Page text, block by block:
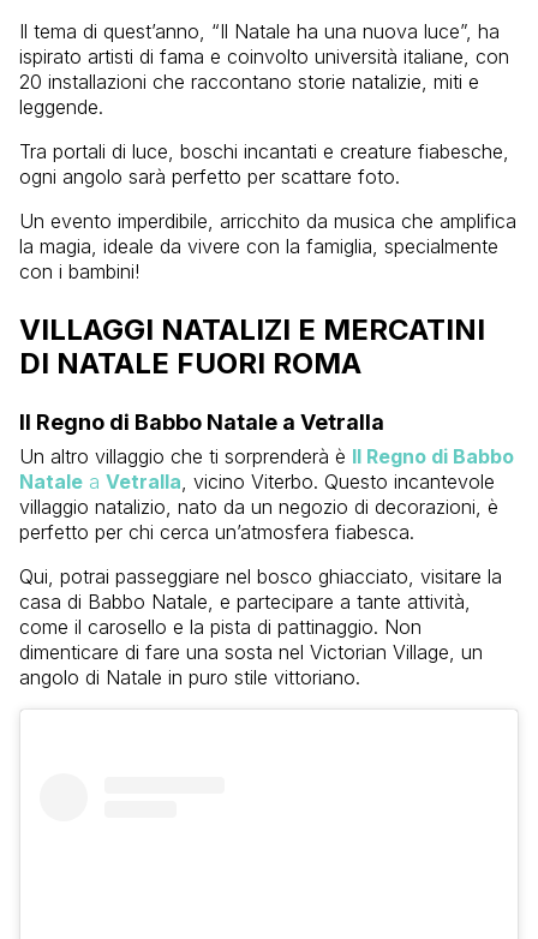
Il tema di quest’anno, “Il Natale ha una nuova luce”, ha
ispirato artisti di fama e coinvolto università italiane, con
20 installazioni che raccontano storie natalizie, miti e
leggende.
Tra portali di luce, boschi incantati e creature fiabesche,
ogni angolo sarà perfetto per scattare foto.
Un evento imperdibile, arricchito da musica che amplifica
la magia, ideale da vivere con la famiglia, specialmente
con i bambini!
VILLAGGI NATALIZI E MERCATINI
DI NATALE FUORI ROMA
Il Regno di Babbo Natale a Vetralla
Un altro villaggio che ti sorprenderà è Il Regno di Babbo
Natale a Vetralla , vicino Viterbo. Questo incantevole
villaggio natalizio, nato da un negozio di decorazioni, è
perfetto per chi cerca un’atmosfera fiabesca.
Qui, potrai passeggiare nel bosco ghiacciato, visitare la
casa di Babbo Natale, e partecipare a tante attività,
come il carosello e la pista di pattinaggio. Non
dimenticare di fare una sosta nel Victorian Village, un
angolo di Natale in puro stile vittoriano.